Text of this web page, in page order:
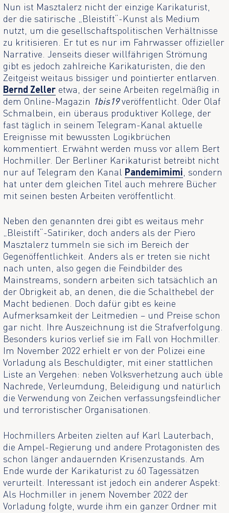
Nun ist Masztalerz nicht der einzige Karikaturist,
der die satirische „Bleistift“-Kunst als Medium
nutzt, um die gesellschaftspolitischen Verhältnisse
zu kritisieren. Er tut es nur im Fahrwasser offizieller
Narrative. Jenseits dieser willfährigen Strömung
gibt es jedoch zahlreiche Karikaturisten, die den
Zeitgeist weitaus bissiger und pointierter entlarven.
Bernd Zeller etwa, der seine Arbeiten regelmäßig in
dem Online-Magazin 1bis19veröffentlicht. Oder Olaf
Schmalbein, ein überaus produktiver Kollege, der
fast täglich in seinem Telegram-Kanal aktuelle
Ereignisse mit bewussten Logikbrüchen
kommentiert. Erwähnt werden muss vor allem Bert
Hochmiller. Der Berliner Karikaturist betreibt nicht
nur auf Telegram den Kanal Pandemimimi , sondern
hat unter dem gleichen Titel auch mehrere Bücher
mit seinen besten Arbeiten veröffentlicht.
Neben den genannten drei gibt es weitaus mehr
„Bleistift“-Satiriker, doch anders als der Piero
Masztalerz tummeln sie sich im Bereich der
Gegenöffentlichkeit. Anders als er treten sie nicht
nach unten, also gegen die Feindbilder des
Mainstreams, sondern arbeiten sich tatsächlich an
der Obrigkeit ab, an denen, die die Schalthebel der
Macht bedienen. Doch dafür gibt es keine
Aufmerksamkeit der Leitmedien – und Preise schon
gar nicht. Ihre Auszeichnung ist die Strafverfolgung.
Besonders kurios verlief sie im Fall von Hochmiller.
Im November 2022 erhielt er von der Polizei eine
Vorladung als Beschuldigter, mit einer stattlichen
Liste an Vergehen: neben Volksverhetzung auch üble
Nachrede, Verleumdung, Beleidigung und natürlich
die Verwendung von Zeichen verfassungsfeindlicher
und terroristischer Organisationen.
Hochmillers Arbeiten zielten auf Karl Lauterbach,
die Ampel-Regierung und andere Protagonisten des
schon länger andauernden Krisenzustands. Am
Ende wurde der Karikaturist zu 60 Tagessätzen
verurteilt. Interessant ist jedoch ein anderer Aspekt:
Als Hochmiller in jenem November 2022 der
Vorladung folgte, wurde ihm ein ganzer Ordner mit